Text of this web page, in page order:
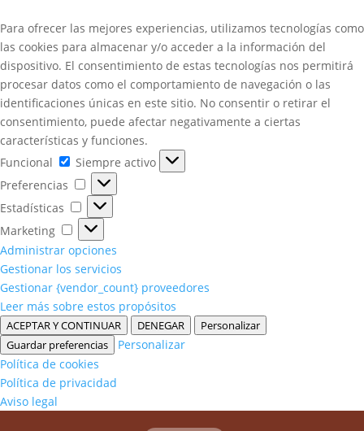
Para ofrecer las mejores experiencias, utilizamos tecnologías como
las cookies para almacenar y/o acceder a la información del
dispositivo. El consentimiento de estas tecnologías nos permitirá
procesar datos como el comportamiento de navegación o las
identificaciones únicas en este sitio. No consentir o retirar el
consentimiento, puede afectar negativamente a ciertas
características y funciones.
Funcional
Funcional
Siempre activo
Preferencias
Preferencias
Estadísticas
Estadísticas
Marketing
Marketing
Administrar opciones
Gestionar los servicios
Gestionar {vendor_count} proveedores
Leer más sobre estos propósitos
ACEPTAR Y CONTINUAR DENEGAR
Personalizar
Guardar preferencias
Personalizar
Política de cookies
Política de privacidad
Aviso legal